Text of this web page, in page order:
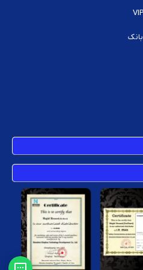
توجه به چند نکته مهم است:
و جنس مرغوب معمولاً عملکرد بهتری
به طول آن توجه کنید. کابل‌های کوتاه
نباشند و نیاز به کابل‌های بلندتر
نیاز به انتقال اطلاعات یا تصاویر با
کیفیت بالا دارید، باید کابل‌هایی با پشتیبانی از سرعت‌های بالا مانند USB
خرید کنید که گارانتی مناسبی برای